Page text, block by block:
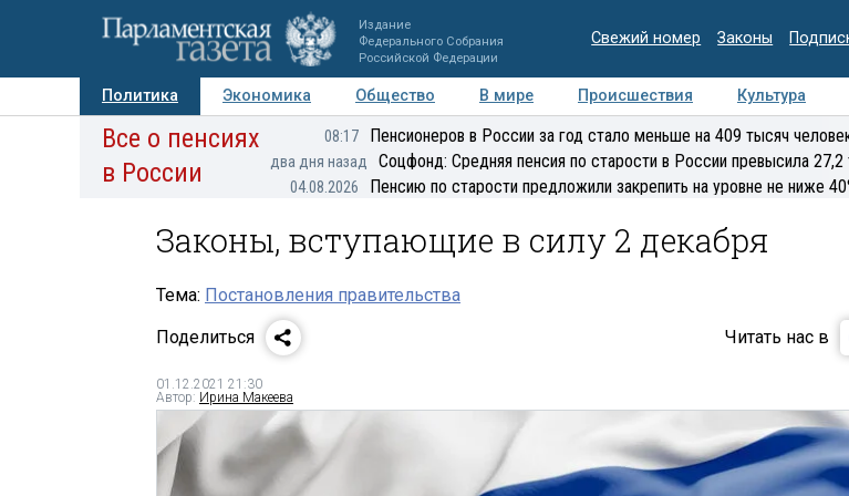
Издание
Федерального Собрания
Российской Федерации
Свежий номер Законы
Политика Экономика Общество В мире Происшествия Культура
Авторы Персоны Мнения Регионы Медиацентр Интервью
Все о пенсиях
в России
08:17 Пенсионеров в России за год стало меньше на 409 тысяч
два дня назад Соцфонд: Средняя пенсия по старости в России превысила 27,2
04.08.2026 Пенсию по старости предложили закрепить на уровне не ниже
Законы, вступающие в силу 2 декабря
Тема: Постановления правительства
Поделиться
Читать нас в
01.12.2021 21:30
Автор: Ирина Макеева